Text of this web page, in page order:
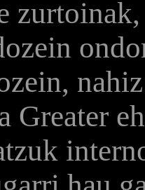
Greater